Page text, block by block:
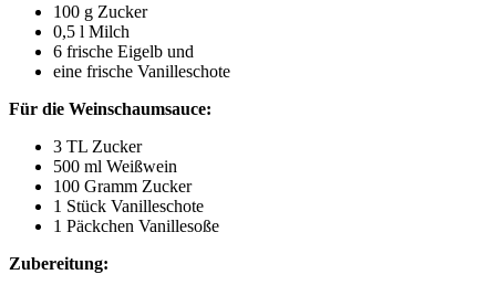
100 g Zucker
0,5 l Milch
6 frische Eigelb und
eine frische Vanilleschote
Für die Weinschaumsauce:
3 TL Zucker
500 ml Weißwein
100 Gramm Zucker
1 Stück Vanilleschote
1 Päckchen Vanillesoße
Zubereitung: